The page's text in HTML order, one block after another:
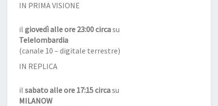
IN PRIMA VISIONE
il giovedì alle ore 23:00 circasu
Telelombardia
(canale 10 – digitale terrestre)
IN REPLICA
il sabato alle ore 17:15 circasu
MILANOW